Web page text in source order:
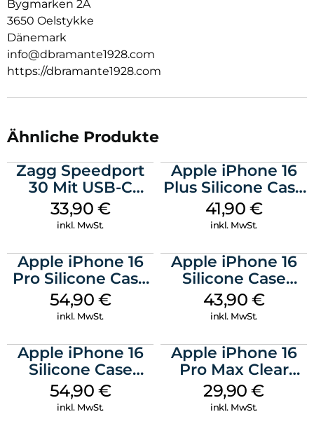
Bygmarken 2A
3650 Oelstykke
Dänemark
info@dbramante1928.com
https://dbramante1928.com
Ähnliche Produkte
Zagg Speedport
30 Mit USB-C
Kabel Weiß
33,90 €
inkl. MwSt.
Apple iPhone 16
Plus Silicone Case
MagSafe Stone
Gray
41,90 €
inkl. MwSt.
Apple iPhone 16
Pro Silicone Case
MagSafe Black
54,90 €
inkl. MwSt.
Apple iPhone 16
Silicone Case
MagSafe Plum
43,90 €
inkl. MwSt.
Apple iPhone 16
Silicone Case
MagSafe Black
54,90 €
inkl. MwSt.
Apple iPhone 16
Pro Max Clear
Case MagSafe
Transparent
29,90€
inkl. MwSt.